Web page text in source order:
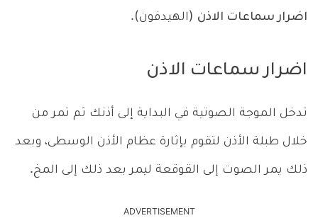
اضرار سماعات الاذن (الهيدفون).
اضرار سماعات الاذن
تدخل الموجة الصوتية في البداية إلى أذنك ثم تمر من
خلال طبلة الأذن لتقوم بإثارة عظام الأذن الوسطى، وبعد
ذلك يمر الصوت إلى القوقعة ليمر بعد ذلك إلى المخ.
ADVERTISEMENT